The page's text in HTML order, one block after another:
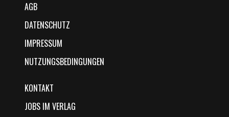
AGB
DATENSCHUTZ
IMPRESSUM
NUTZUNGSBEDINGUNGEN
KONTAKT
JOBS IM VERLAG